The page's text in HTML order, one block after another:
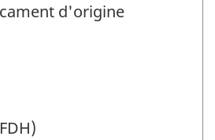
d'origine